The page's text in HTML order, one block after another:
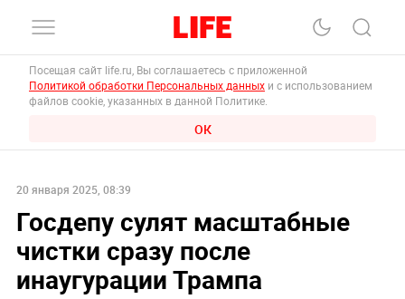
Посещая сайт life.ru, Вы соглашаетесь с приложенной
Политикой обработки Персональных данных и с использованием
файлов cookie, указанных в данной Политике.
ОК
20 января 2025, 08:39
Госдепу сулят масштабные
чистки сразу после
инаугурации Трампа